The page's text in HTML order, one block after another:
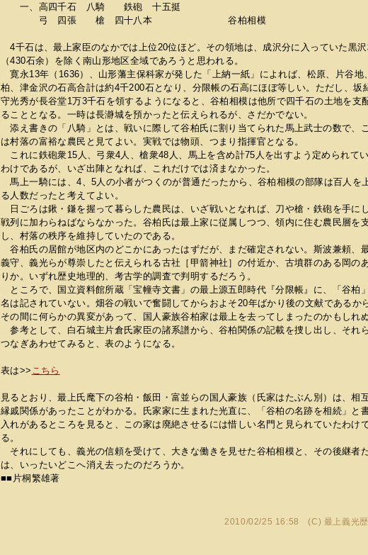
一、高四千石 八騎 鉄砲 十五挺
弓 四張 槍 四十八本 谷柏相模
4千石は、最上家臣のなかでは上位20位ほど。その領地は、成沢分に入っていた黒
（430石余）を除く南山形地区全域であろうと思われる。
寛永13年（1636）、山形藩主保科家が発した「上納一紙」によれば、松原、片谷地
柏、津金沢の石高合計は約4千200石となり、分限帳の石高にほぼ等しい。ただし、坂
守光秀が長谷堂1万3千石を領するようになると、谷柏相模は他所で四千石の土地を支
ることとなる。一時は長瀞城を預かったと伝えられるが、さだかでない。
添え書きの「八騎」とは、戦いに際して谷柏氏に割り当てられた馬上武士の数で、
は村落の富裕な農民と見てよい。実戦では物頭、つまり指揮官となる。
これに鉄砲衆15人、弓衆4人、槍衆48人、馬上を含め計75人を出すよう定められて
わけであるが、いざ出陣となれば、これだけでは済まなかった。
馬上一騎には、4、5人の小者がつくのが普通だったから、谷柏相模の部隊は百人を
る人数だったと考えてよい。
日ごろは鍬・鎌を握って暮らした農民は、いざ戦いとなれば、刀や槍・鉄砲を手に
戦列に加わらねばならなかった。谷柏氏は最上家に従属しつつ、領内に住む農民層を
し、村落の秩序を維持していたのである。
谷柏氏の居館が地区内のどこかにあったはずだが、まだ確定されない。斯波兼頼、
義守、義光らが尊崇したと伝えられる古社［甲箭神社］の付近か、古墳群のある岡の
りか。いずれ歴史地理的、考古学的調査で判明するだろう。
ところで、国立資料館所蔵「宝幢寺文書」の最上源五郎時代『分限帳』に、「谷柏
名は記されていない。畑谷の戦いで奮闘してからおよそ20年ばかり後の文献であるから
その間に何らかの異変があって、国人豪族谷柏家は最上を去ってしまったのかもしれぬ
参考として、白石城主片倉氏家臣の諸系譜から、谷柏関係の記載を捜し出し、それ
つなぎあわせてみると、表のようになる。
表は>> こちら
見るとおり、最上氏麾下の谷柏・飯田・富並らの国人豪族（氏家はたぶん別）は、相
縁戚関係があったことがわかる。氏家家に生まれた光直に、「谷柏の名跡を相続」と
入れがあるところを見ると、この家は廃絶させるには惜しい名門と見られていたわけ
る。
それにしても、義光の信頼を受けて、大きな働きを見せた谷柏相模と、その後継者
は、いったいどこへ消え去ったのだろうか。
■■片桐繁雄著
2010/02/25 16:58 (C) 最上義光